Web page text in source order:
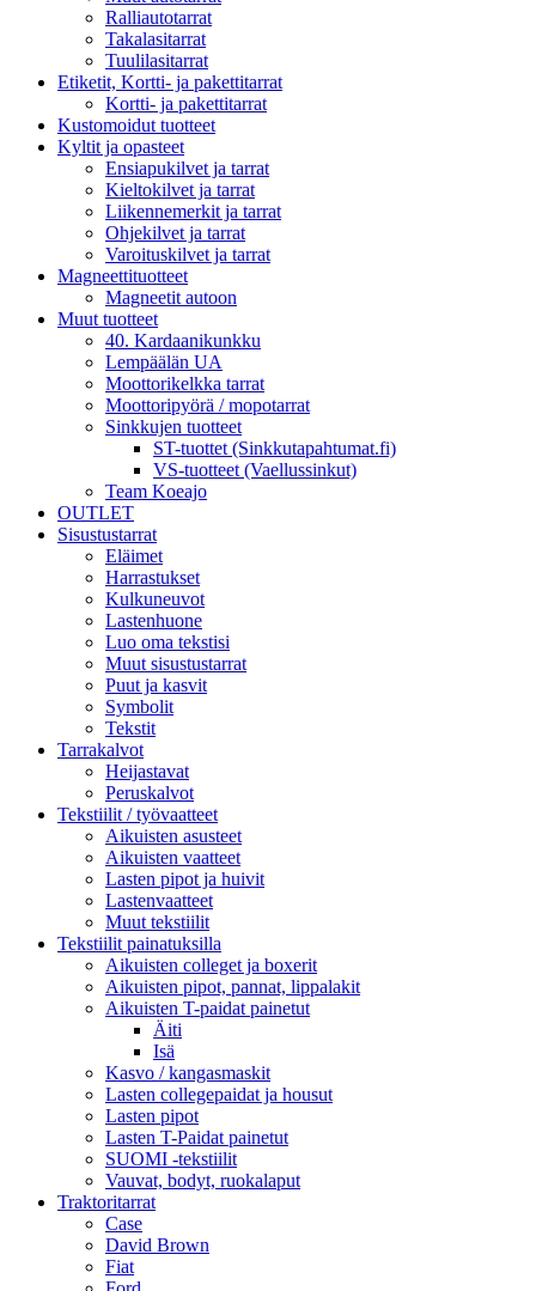
Ralliautotarrat
Takalasitarrat
Tuulilasitarrat
Etiketit, Kortti- ja pakettitarrat
Kortti- ja pakettitarrat
Kustomoidut tuotteet
Kyltit ja opasteet
Ensiapukilvet ja tarrat
Kieltokilvet ja tarrat
Liikennemerkit ja tarrat
Ohjekilvet ja tarrat
Varoituskilvet ja tarrat
Magneettituotteet
Magneetit autoon
Muut tuotteet
40. Kardaanikunkku
Lempäälän UA
Moottorikelkka tarrat
Moottoripyörä / mopotarrat
Sinkkujen tuotteet
ST-tuottet (Sinkkutapahtumat.fi)
VS-tuotteet (Vaellussinkut)
Team Koeajo
OUTLET
Sisustustarrat
Eläimet
Harrastukset
Kulkuneuvot
Lastenhuone
Luo oma tekstisi
Muut sisustustarrat
Puut ja kasvit
Symbolit
Tekstit
Tarrakalvot
Heijastavat
Peruskalvot
Tekstiilit / työvaatteet
Aikuisten asusteet
Aikuisten vaatteet
Lasten pipot ja huivit
Lastenvaatteet
Muut tekstiilit
Tekstiilit painatuksilla
Aikuisten colleget ja boxerit
Aikuisten pipot, pannat, lippalakit
Aikuisten T-paidat painetut
Äiti
Isä
Kasvo / kangasmaskit
Lasten collegepaidat ja housut
Lasten pipot
Lasten T-Paidat painetut
SUOMI -tekstiilit
Vauvat, bodyt, ruokalaput
Traktoritarrat
Case
David Brown
Fiat